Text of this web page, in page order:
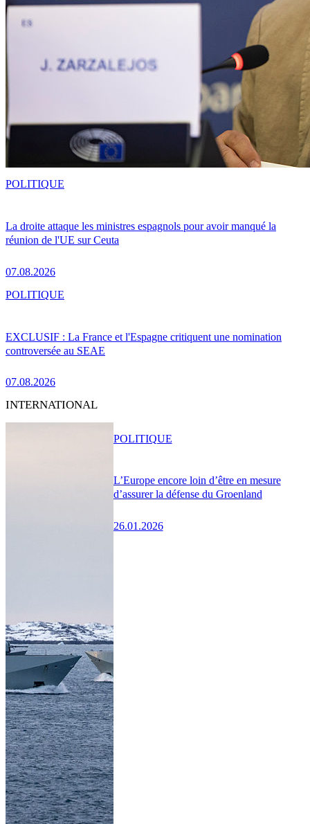
La droite attaque les ministres espagnols pour avoir manqué la
réunion de l'UE sur Ceuta
07.08.2026
POLITIQUE
EXCLUSIF : La France et l'Espagne critiquent une nomination
controversée au SEAE
07.08.2026
POLITIQUE
INTERNATIONAL
L’Europe encore loin d’être en mesure
d’assurer la défense du Groenland
26.01.2026
POLITIQUE